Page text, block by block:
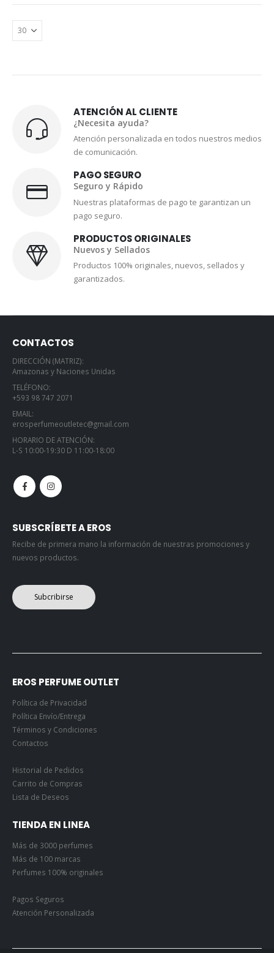
ATENCIÓN AL CLIENTE
¿Necesita ayuda?
Atención personalizada en todos nuestros medios
de comunicación.
PAGO SEGURO
Seguro y Rápido
Nuestras plataformas de pago te garantizan un
pago seguro.
PRODUCTOS ORIGINALES
Nuevos y Sellados
Productos 100% originales, nuevos, sellados y
garantizados.
CONTACTOS
DIRECCIÓN (MATRIZ):
Amazonas y Naciones Unidas
TELÉFONO:
+593 98 747 2071
EMAIL:
erosperfumeoutletec@gmail.com
HORARIO DE ATENCIÓN:
L-S 10:00-19:30 D 11:00-18:00
SUBSCRÍBETE A EROS
Recibe de primera mano la información de nuestras promociones y
nuevos productos.
Subcribirse
EROS PERFUME OUTLET
Política de Privacidad
Política Envío/Entrega
Términos y Condiciones
Contactos
Historial de Pedidos
Carrito de Compras
Lista de Deseos
TIENDA EN LINEA
Más de 3000 perfumes
Más de 100 marcas
Perfumes 100% originales
Pagos Seguros
Atención Personalizada